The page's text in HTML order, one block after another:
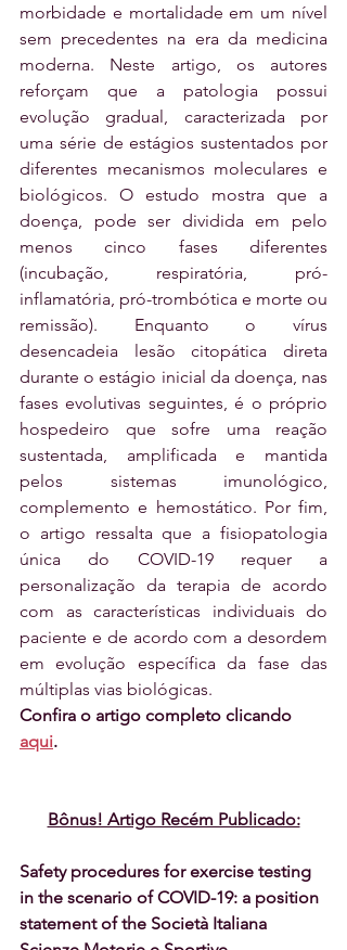
morbidade e mortalidade em um nível
sem precedentes na era da medicina
moderna. Neste artigo, os autores
reforçam que a patologia possui
evolução gradual, caracterizada por
uma série de estágios sustentados por
diferentes mecanismos moleculares e
biológicos. O estudo mostra que a
doença, pode ser dividida em pelo
menos cinco fases diferentes
(incubação, respiratória, pró-
inflamatória, pró-trombótica e morte ou
remissão). Enquanto o vírus
desencadeia lesão citopática direta
durante o estágio inicial da doença, nas
fases evolutivas seguintes, é o próprio
hospedeiro que sofre uma reação
sustentada, amplificada e mantida
pelos sistemas imunológico,
complemento e hemostático. Por fim,
o artigo ressalta que a fisiopatologia
única do COVID-19 requer a
personalização da terapia de acordo
com as características individuais do
paciente e de acordo com a desordem
em evolução específica da fase das
múltiplas vias biológicas.
Confira o artigo completo clicando
aqui.
Bônus! Artigo Recém Publicado:
Safety procedures for exercise testing
in the scenario of COVID-19: a position
statement of the Società Italiana